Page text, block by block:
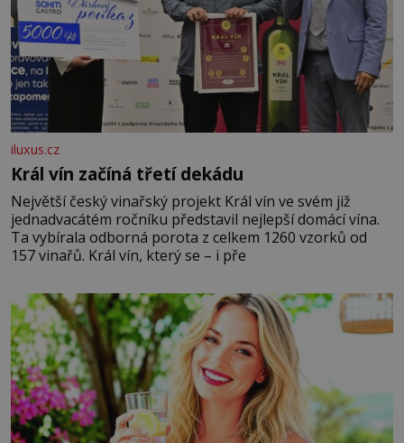
iluxus.cz
Král vín začíná třetí dekádu
Největší český vinařský projekt Král vín ve svém již
jednadvacátém ročníku představil nejlepší domácí vína.
Ta vybírala odborná porota z celkem 1260 vzorků od
157 vinařů. Král vín, který se – i pře